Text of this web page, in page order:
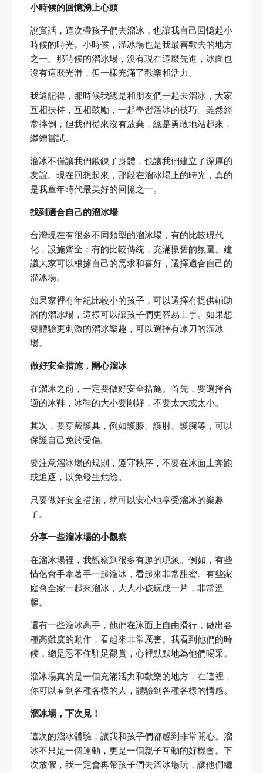
小時候的回憶湧上心頭
說實話，這次帶孩子們去溜冰，也讓我自己回憶起小
時候的時光。小時候，溜冰場也是我最喜歡去的地方
之一。那時候的溜冰場，沒有現在這麼先進，冰面也
沒有這麼光滑，但一樣充滿了歡樂和活力。
我還記得，那時候我總是和朋友們一起去溜冰，大家
互相扶持，互相鼓勵，一起學習溜冰的技巧。雖然經
常摔倒，但我們從來沒有放棄，總是勇敢地站起來，
繼續嘗試。
溜冰不僅讓我們鍛鍊了身體，也讓我們建立了深厚的
友誼。現在回想起來，那段在溜冰場上的時光，真的
是我童年時代最美好的回憶之一。
找到適合自己的溜冰場
台灣現在有很多不同類型的溜冰場，有的比較現代
化，設施齊全；有的比較傳統，充滿懷舊的氛圍。建
議大家可以根據自己的需求和喜好，選擇適合自己的
溜冰場。
如果家裡有年紀比較小的孩子，可以選擇有提供輔助
器的溜冰場，這樣可以讓孩子們更容易上手。如果想
要體驗更刺激的溜冰樂趣，可以選擇有冰刀的溜冰
場。
做好安全措施，開心溜冰
在溜冰之前，一定要做好安全措施。首先，要選擇合
適的冰鞋，冰鞋的大小要剛好，不要太大或太小。
其次，要穿戴護具，例如護膝、護肘、護腕等，可以
保護自己免於受傷。
要注意溜冰場的規則，遵守秩序，不要在冰面上奔跑
或追逐，以免發生危險。
只要做好安全措施，就可以安心地享受溜冰的樂趣
了。
分享一些溜冰場的小觀察
在溜冰場裡，我觀察到很多有趣的現象。例如，有些
情侶會手牽著手一起溜冰，看起來非常甜蜜。有些家
庭會全家一起來溜冰，大人小孩玩成一片，非常溫
馨。
還有一些溜冰高手，他們在冰面上自由滑行，做出各
種高難度的動作，看起來非常厲害。我看到他們的時
候，總是忍不住駐足觀賞，心裡默默地為他們喝采。
溜冰場真的是一個充滿活力和歡樂的地方，在這裡，
你可以看到各種各樣的人，體驗到各種各樣的情感。
溜冰場，下次見！
這次的溜冰體驗，讓我和孩子們都感到非常開心。溜
冰不只是一個運動，更是一個親子互動的好機會。下
次放假，我一定會再帶孩子們去溜冰場玩，讓他們繼